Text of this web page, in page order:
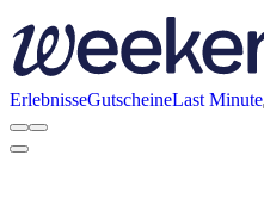
ErlebnisseGutscheineLast Minute